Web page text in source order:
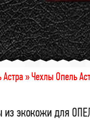
»Чехлы Опель
экокожи для